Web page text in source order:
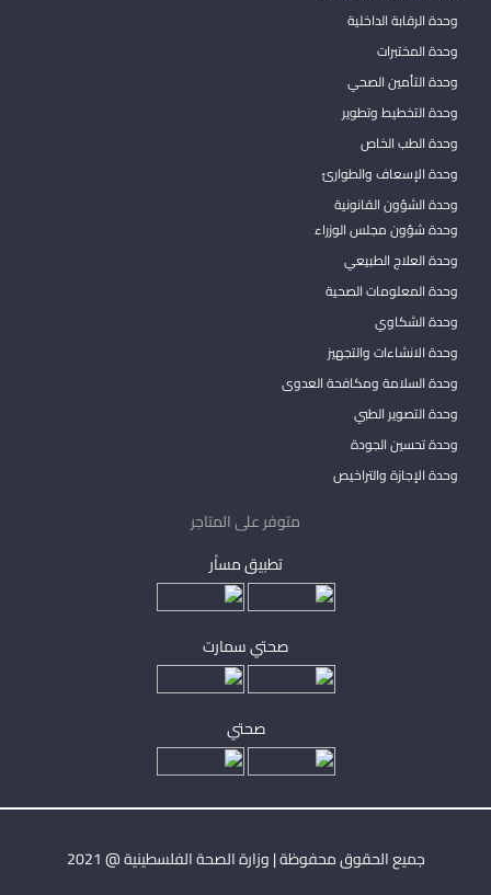
وحدة الرقابة الداخلية
وحدة المختبرات
وحدة التأمين الصحي
وحدة التخطيط وتطوير
وحدة الطب الخاص
وحدة الإسعاف والطوارئ
وحدة الشؤون القانونية
وحدة شؤون مجلس الوزراء
وحدة العلاج الطبيعي
وحدة المعلومات الصحية
وحدة الشكاوي
وحدة الانشاءات والتجهيز
وحدة السلامة ومكافحة العدوى
وحدة التصوير الطبي
وحدة تحسين الجودة
وحدة الإجازة والتراخيص
متوفر على المتاجر
تطبيق مساْر
صحتي سمارت
صحتي
جميع الحقوق محفوظة | وزارة الصحة الفلسطينية @ 2021